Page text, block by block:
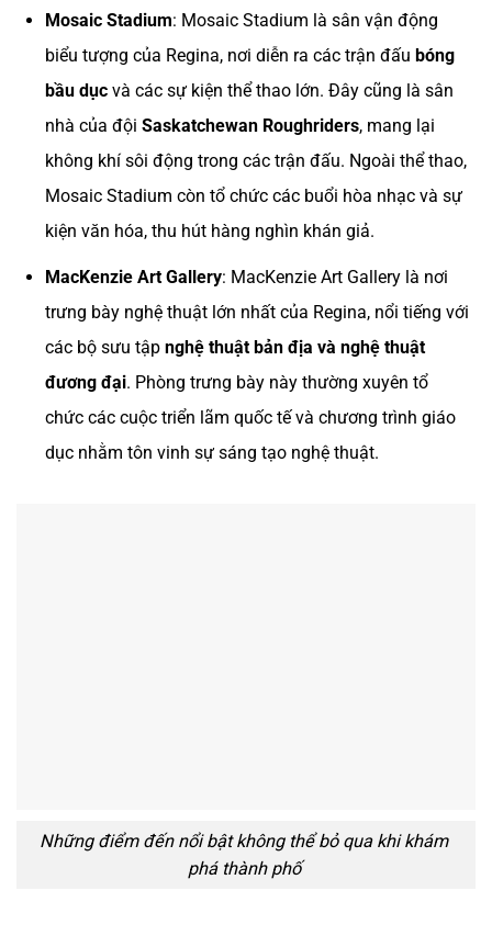
Mosaic Stadium: Mosaic Stadium là sân vận động
biểu tượng của Regina, nơi diễn ra các trận đấu bóng
bầu dụcvà các sự kiện thể thao lớn. Đây cũng là sân
nhà của đội Saskatchewan Roughriders, mang lại
không khí sôi động trong các trận đấu. Ngoài thể thao,
Mosaic Stadium còn tổ chức các buổi hòa nhạc và sự
kiện văn hóa, thu hút hàng nghìn khán giả.
MacKenzie Art Gallery: MacKenzie Art Gallery là nơi
trưng bày nghệ thuật lớn nhất của Regina, nổi tiếng với
các bộ sưu tập nghệ thuật bản địa và nghệ thuật
đương đại. Phòng trưng bày này thường xuyên tổ
chức các cuộc triển lãm quốc tế và chương trình giáo
dục nhằm tôn vinh sự sáng tạo nghệ thuật.
Những điểm đến nổi bật không thể bỏ qua khi khám
phá thành phố